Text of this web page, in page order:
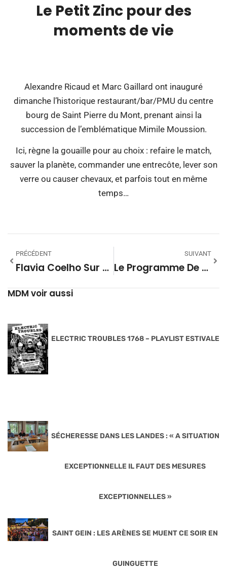
Le Petit Zinc pour des
moments de vie
Alexandre Ricaud et Marc Gaillard ont inauguré
dimanche l’historique restaurant/bar/PMU du centre
bourg de Saint Pierre du Mont, prenant ainsi la
succession de l’emblématique Mimile Moussion.
Ici, règne la gouaille pour au choix : refaire le match,
sauver la planète, commander une entrecôte, lever son
verre ou causer chevaux, et parfois tout en même
temps…
PRÉCÉDENT
Flavia Coelho Sur La Scène De Moun En Fanfare
SUIVANT
Le Programme De Cette 3ème Édition Avec Bastien Perez
MDM voir aussi
ELECTRIC TROUBLES 1768 – PLAYLIST ESTIVALE
SÉCHERESSE DANS LES LANDES : « A SITUATION
EXCEPTIONNELLE IL FAUT DES MESURES
EXCEPTIONNELLES »
SAINT GEIN : LES ARÈNES SE MUENT CE SOIR EN
GUINGUETTE